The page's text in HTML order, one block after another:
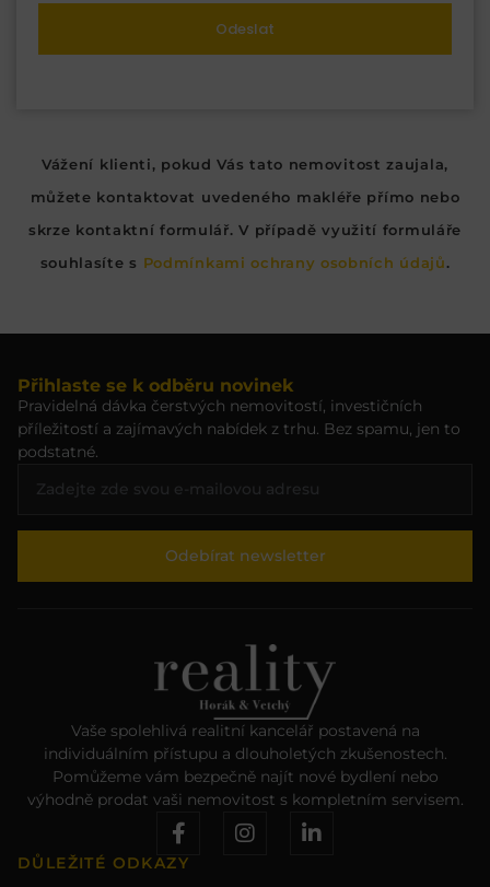
Odeslat
Vážení klienti, pokud Vás tato nemovitost zaujala,
můžete kontaktovat uvedeného makléře přímo nebo
skrze kontaktní formulář. V případě využití formuláře
souhlasíte s Podmínkami ochrany osobních údajů.
Přihlaste se k odběru novinek
Pravidelná dávka čerstvých nemovitostí, investičních
příležitostí a zajímavých nabídek z trhu. Bez spamu, jen to
podstatné.
Odebírat newsletter
Vaše spolehlivá realitní kancelář postavená na
individuálním přístupu a dlouholetých zkušenostech.
Pomůžeme vám bezpečně najít nové bydlení nebo
výhodně prodat vaši nemovitost s kompletním servisem.
DŮLEŽITÉ ODKAZY